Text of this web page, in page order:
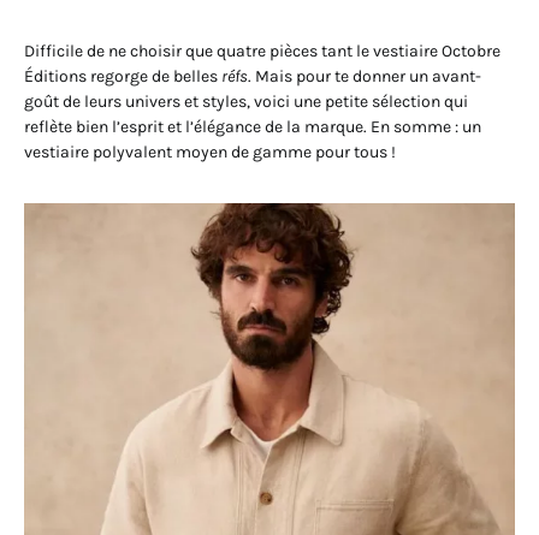
Difficile de ne choisir que quatre pièces tant le vestiaire Octobre
Éditions regorge de belles réfs. Mais pour te donner un avant-
goût de leurs univers et styles, voici une petite sélection qui
reflète bien l’esprit et l’élégance de la marque. En somme : un
vestiaire polyvalent moyen de gamme pour tous !